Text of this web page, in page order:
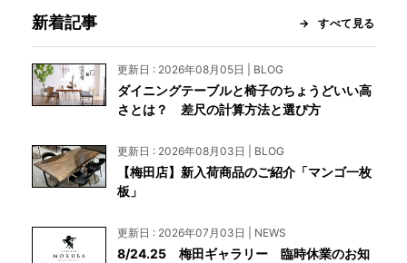
新着記事 すべて見る
更新日 : 2026年08月05日 | BLOG
ダイニングテーブルと椅子のちょうどいい高
さとは？ 差尺の計算方法と選び方
更新日 : 2026年08月03日 | BLOG
【梅田店】新入荷商品のご紹介「マンゴ一枚
板」
更新日 : 2026年07月03日 | NEWS
8/24.25 梅田ギャラリー 臨時休業のお知